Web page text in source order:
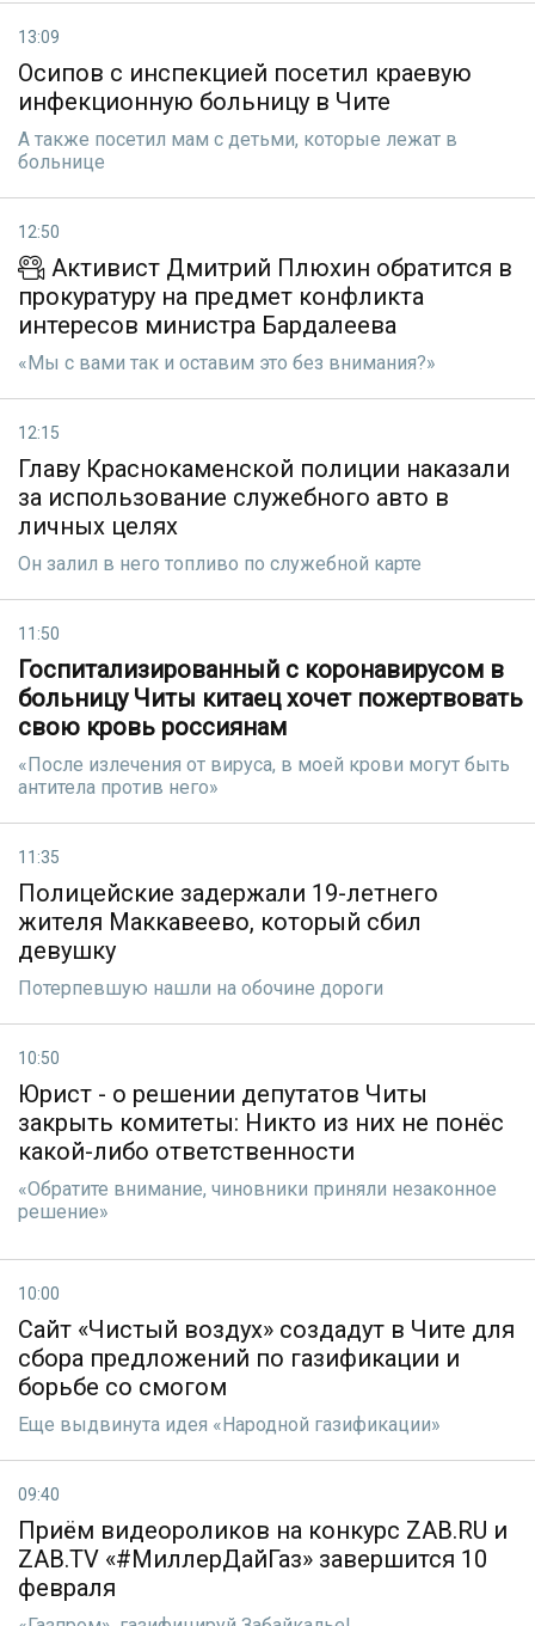
13:09
Осипов с инспекцией посетил краевую
инфекционную больницу в Чите
А также посетил мам с детьми, которые лежат в
больнице
12:50
Активист Дмитрий Плюхин обратится в
прокуратуру на предмет конфликта
интересов министра Бардалеева
«Мы с вами так и оставим это без внимания?»
12:15
Главу Краснокаменской полиции наказали
за использование служебного авто в
личных целях
Он залил в него топливо по служебной карте
11:50
Госпитализированный с коронавирусом в
больницу Читы китаец хочет пожертвовать
свою кровь россиянам
«После излечения от вируса, в моей крови могут быть
антитела против него»
11:35
Полицейские задержали 19-летнего
жителя Маккавеево, который сбил
девушку
Потерпевшую нашли на обочине дороги
10:50
Юрист - о решении депутатов Читы
закрыть комитеты: Никто из них не понёс
какой-либо ответственности
«Обратите внимание, чиновники приняли незаконное
решение»
10:00
Сайт «Чистый воздух» создадут в Чите для
сбора предложений по газификации и
борьбе со смогом
Еще выдвинута идея «Народной газификации»
09:40
Приём видеороликов на конкурс ZAB.RU и
ZAB.TV «#МиллерДайГаз» завершится 10
февраля